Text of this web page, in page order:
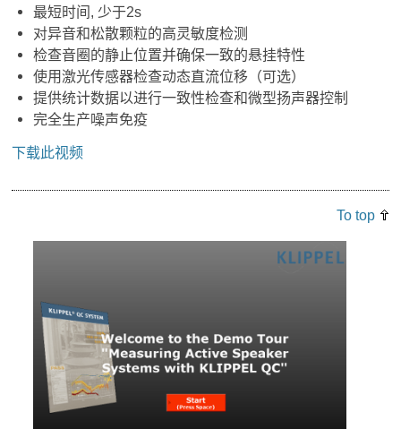
最短时间, 少于2s
对异音和松散颗粒的高灵敏度检测
检查音圈的静止位置并确保一致的悬挂特性
使用激光传感器检查动态直流位移（可选）
提供统计数据以进行一致性检查和微型扬声器控制
完全生产噪声免疫
下载此视频
To top